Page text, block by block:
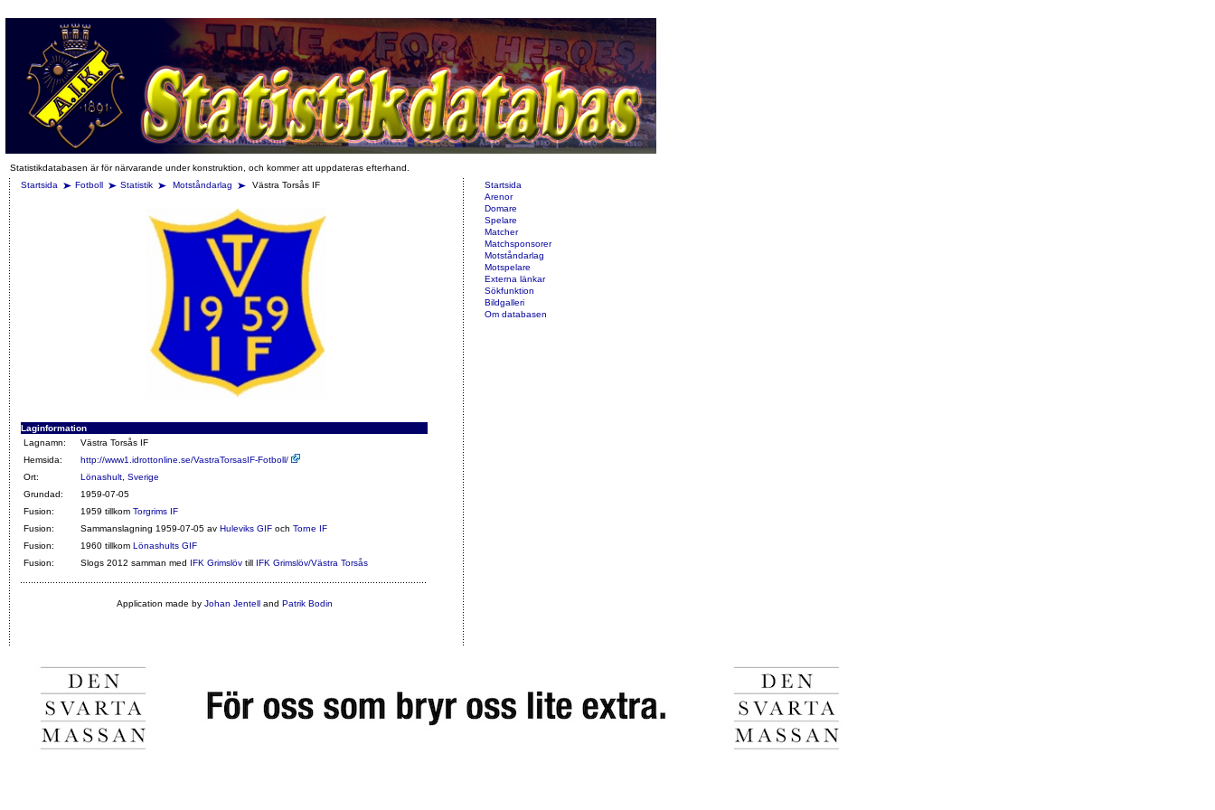
Statistikdatabasen är för närvarande under konstruktion, och kommer att uppdateras efterhand.
Startsida
Fotboll Statistik Motståndarlag Västra Torsås IF
Laginformation
Lagnamn:
Västra Torsås IF
Hemsida:
http://www1.idrottonline.se/VastraTorsasIF-Fotboll/
Ort:
Lönashult Sverige
Grundad:
1959-07-05
Fusion:
1959 tillkom Torgrims IF
Fusion:
Sammanslagning 1959-07-05 av Huleviks GIF och Torne IF
Fusion:
1960 tillkom Lönashults GIF
Fusion:
Slogs 2012 samman med IFK Grimslöv till IFK Grimslöv/Västra Torsås
Application made by Johan Jentelland Patrik Bodin
Startsida
Arenor
Domare
Spelare
Matcher
Matchsponsorer
Motståndarlag
Motspelare
Externa länkar
Sökfunktion
Bildgalleri
Om databasen